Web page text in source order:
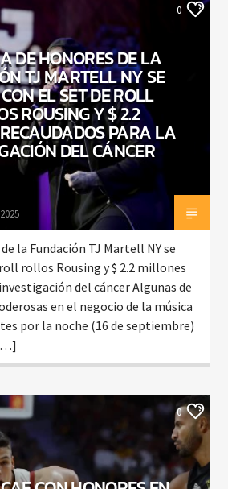
0
DE HONORES DE LA
TJ MARTELL NY SE
EL SET DE ROLL
ROUSING Y $ 2.2
PARA LA
DEL CÁNCER
la Fundación TJ Martell NY se
rollos Rousing y $ 2.2 millones
del cáncer Algunas de
en el negocio de la música
por la noche (16 de septiembre)
0